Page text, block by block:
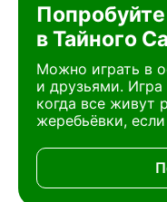
в Тайного
Можно играть в
и друзьями.
когда все живут
жеребьёвки,